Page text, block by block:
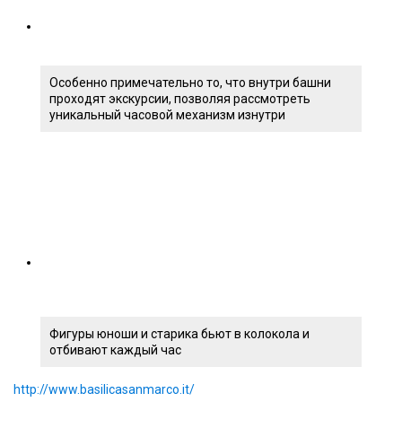
Особенно примечательно то, что внутри башни
проходят экскурсии, позволяя рассмотреть
уникальный часовой механизм изнутри
Фигуры юноши и старика бьют в колокола и
отбивают каждый час
http://www.basilicasanmarco.it/